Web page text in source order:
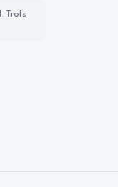
Trots